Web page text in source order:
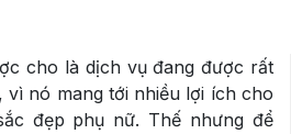
cho là dịch vụ đang được rất
vì nó mang tới nhiều lợi ích cho
đẹp phụ nữ. Thế nhưng để